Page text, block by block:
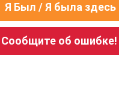
Я Был / Я была здесь
Сообщите об ошибке!